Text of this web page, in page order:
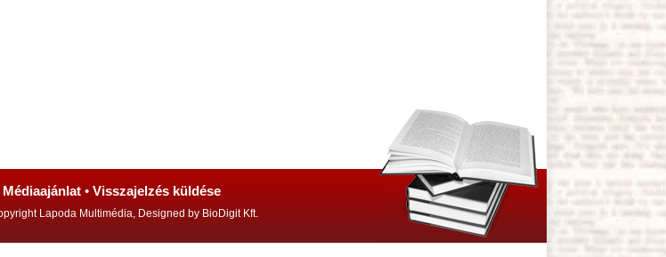
Médiaajánlat • Visszajelzés küldése
Lapoda Multimédia, Designed by BioDigit Kft.